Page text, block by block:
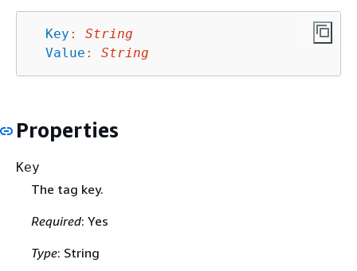
Key :
String
Value : String
Properties
Key
The tag key.
Required: Yes
Type: String